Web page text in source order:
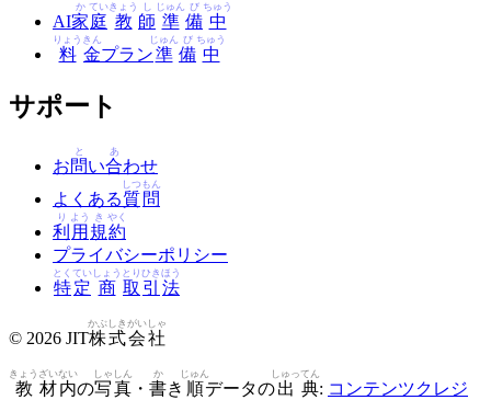
AI家
か
庭
てい
教
きょう
師
し
準
じゅん
備
び
中
ちゅう
料
りょう
金
きん
プラン準
じゅん
備
び
中
ちゅう
サポート
お問
と
い合
あ
わせ
よくある質
しつ
問
もん
利
り
用
よう
規
き
約
やく
プライバシーポリシー
特
とく
定
てい
商
しょう
取
とり
引
ひき
法
ほう
© 2026 JIT株
かぶ
式
しき
会
がい
社
しゃ
教
きょう
材
ざい
内
ない
の写
しゃ
真
しん
・ 書
か
き 順
じゅん
データの出
しゅっ
典
てん
: コンテンツクレジ